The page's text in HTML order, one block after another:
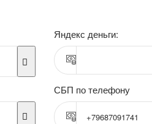
Яндекс деньги:
СБП по телефону
+79687091741